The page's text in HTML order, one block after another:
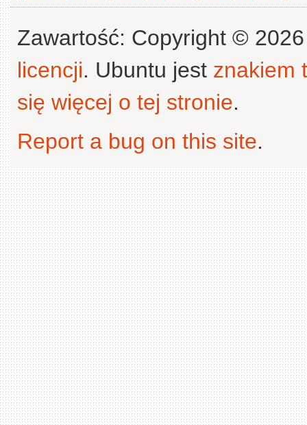
Zawartość: Copyright ©
licencji. Ubuntu jest znakiem
się więcej o tej stronie.
Report a bug on this site.